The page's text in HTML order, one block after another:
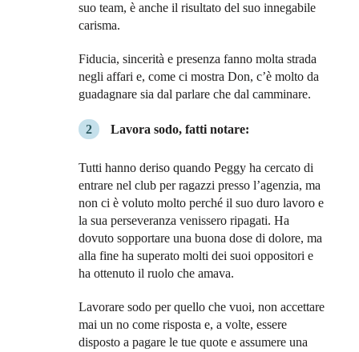
suo team, è anche il risultato del suo innegabile
carisma.
Fiducia, sincerità e presenza fanno molta strada
negli affari e, come ci mostra Don, c’è molto da
guadagnare sia dal parlare che dal camminare.
Lavora sodo, fatti notare:
Tutti hanno deriso quando Peggy ha cercato di
entrare nel club per ragazzi presso l’agenzia, ma
non ci è voluto molto perché il suo duro lavoro e
la sua perseveranza venissero ripagati. Ha
dovuto sopportare una buona dose di dolore, ma
alla fine ha superato molti dei suoi oppositori e
ha ottenuto il ruolo che amava.
Lavorare sodo per quello che vuoi, non accettare
mai un no come risposta e, a volte, essere
disposto a pagare le tue quote e assumere una